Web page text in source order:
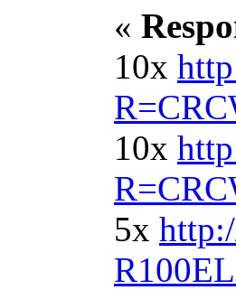
«
10x
10x
5x